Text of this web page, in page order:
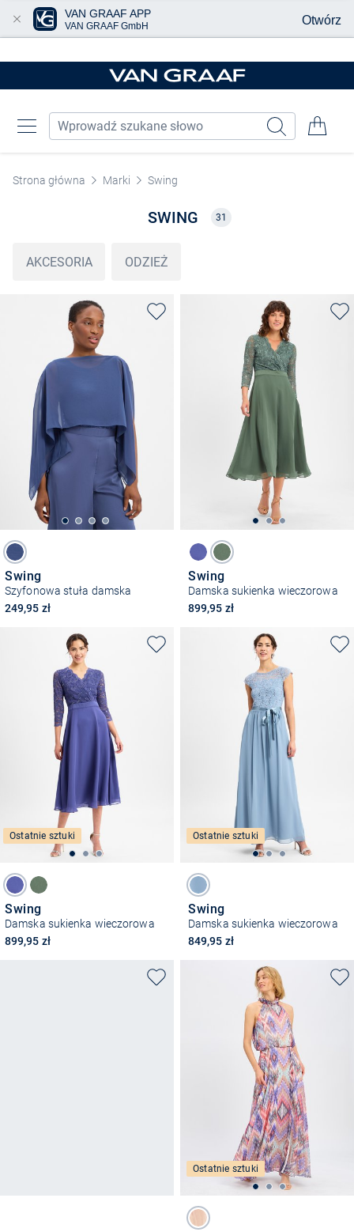
Strona główna Marki Swing
SWING 31
AKCESORIA ODZIEŻ
Swing
Szyfonowa stuła damska
249,95 zł
Swing
Damska sukienka wieczorowa
899,95 zł
Ostatnie sztuki
Swing
Damska sukienka wieczorowa
899,95 zł
Ostatnie sztuki
Swing
Damska sukienka wieczorowa
849,95 zł
Ostatnie sztuki
VAN GRAAF APP
VAN GRAAF GmbH Otwórz